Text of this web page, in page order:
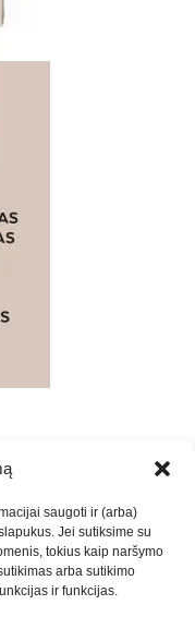
saugoti ir (arba)
Jei sutiksime su
tokius kaip naršymo
arba sutikimo
ir funkcijas.
turinio kūrimas,
valdomas
News ByAdore